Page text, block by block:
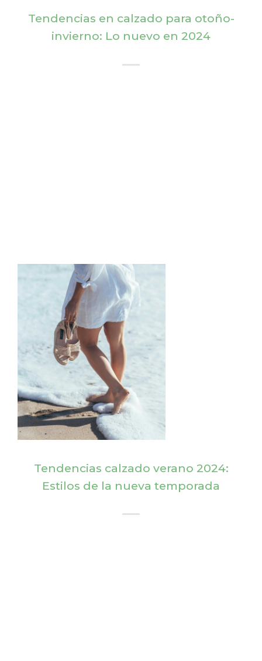
Tendencias en calzado para otoño-
invierno: Lo nuevo en 2024
Tendencias calzado verano 2024:
Estilos de la nueva temporada